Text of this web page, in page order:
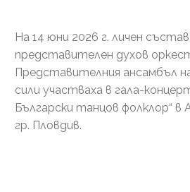
На 14 юни 2026 г. личен
представителен духов
Представителния ансамбъл
сили участваха в гала-
Български танцов фолклор“
гр. Пловдив.